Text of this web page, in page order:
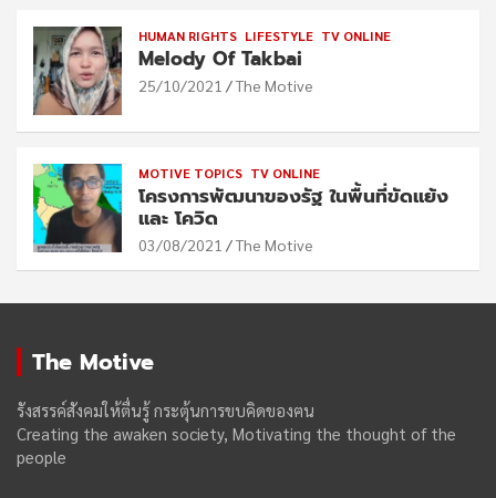
HUMAN RIGHTS LIFESTYLE TV ONLINE
Melody Of Takbai
25/10/2021 The Motive
MOTIVE TOPICS TV ONLINE
โครงการพัฒนาของรัฐ ในพื้นที่ขัดแย้ง
และ โควิด
03/08/2021 The Motive
The Motive
รังสรรค์สังคมให้ตื่นรู้ กระตุ้นการขบคิดของฅน
Creating the awaken society, Motivating the thought of the
people